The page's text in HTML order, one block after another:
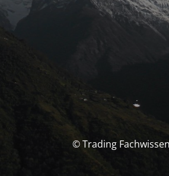
© Trading